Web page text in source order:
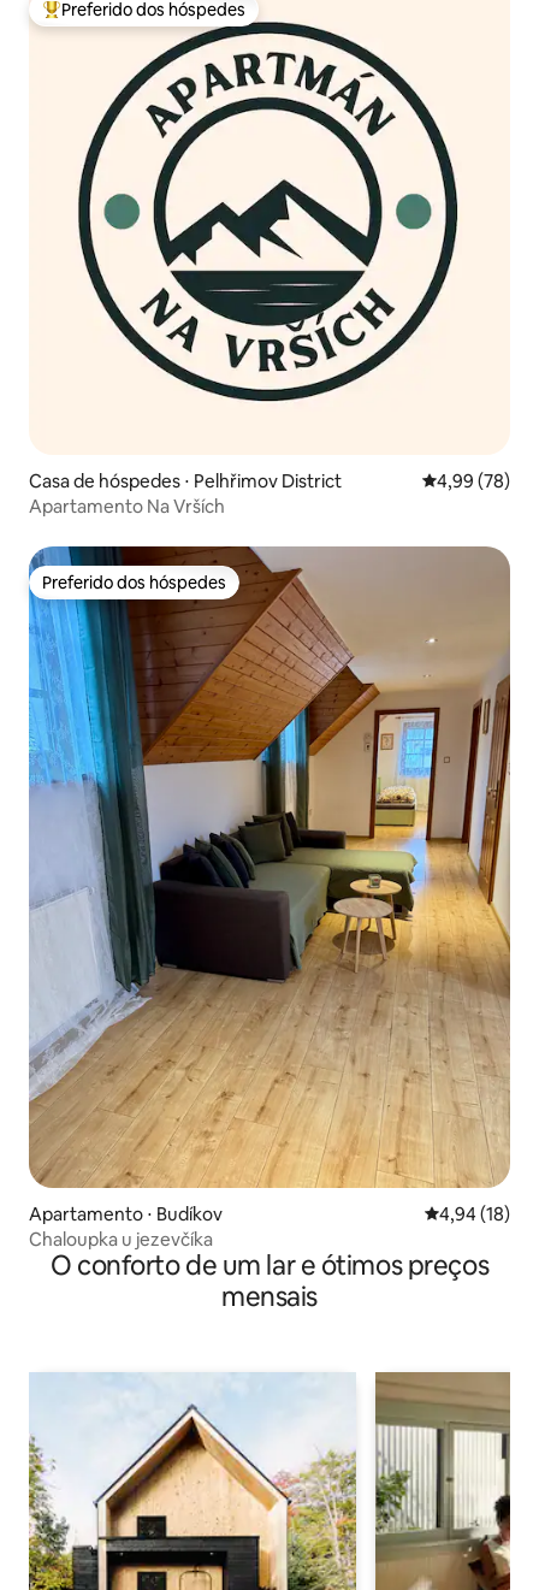
Entre os melhores preferidos dos hóspedes
Preferido dos hóspedes
Casa de hóspedes ⋅ Pelhřimov District 4,99 de uma
4,99 (78)
Apartamento Na Vrších
Preferido dos hóspedes
Preferido dos hóspedes
Apartamento ⋅ Budíkov 4,94 de uma
4,94 (18)
Chaloupka u jezevčíka
O conforto de um lar e ótimos preços
mensais